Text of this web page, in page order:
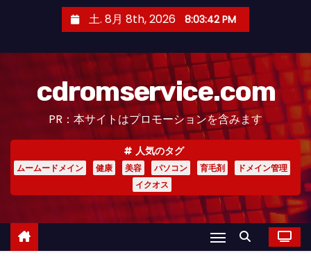
土. 8月 8th, 2026 8:03:43 PM
cdromservice.com
PR：本サイトはプロモーションを含みます
人気のタグ
ムームードメイン 健康 美容 パソコン 育毛剤
ドメイン管理
イクオス